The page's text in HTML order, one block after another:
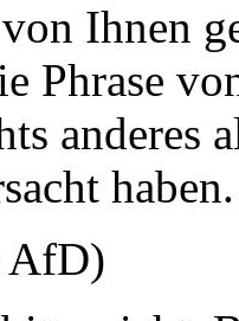
Ihnen
Phrase
anderes
AfD)